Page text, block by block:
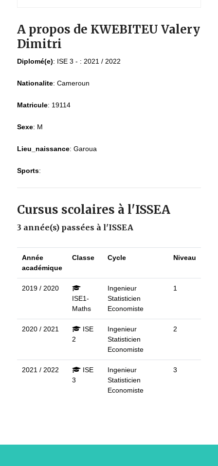
A propos de KWEBITEU Valery
Dimitri
Diplomé(e): ISE 3 - : 2021 / 2022
Nationalite: Cameroun
Matricule: 19114
Sexe: M
Lieu_naissance: Garoua
Sports:
Cursus scolaires à l'ISSEA
3 année(s) passées à l'ISSEA
Année
académique
Classe Cycle Niveau
2019 / 2020
ISE1-
Maths
Ingenieur
Statisticien
Economiste
1
2020 / 2021
ISE
2
Ingenieur
Statisticien
Economiste
2
2021 / 2022
ISE
3
Ingenieur
Statisticien
Economiste
3